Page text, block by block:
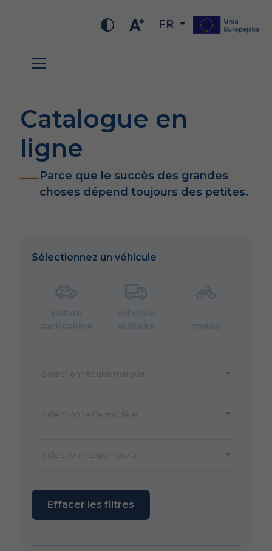
FR
Catalogue en
ligne
Parce que le succès des grandes
choses dépend toujours des petites.
Sélectionnez un véhicule
Effacer les filtres